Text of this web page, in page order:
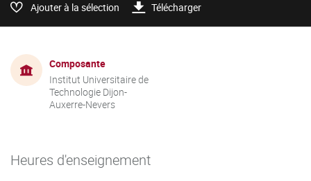
Ajouter à la sélection Télécharger
Composante
Institut Universitaire de
Technologie Dijon-
Auxerre-Nevers
Heures d'enseignement